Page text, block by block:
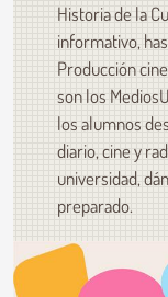
Historia de la
informativo,
Producción
son los
los alumnos
diario, cine y
universidad,
preparado.